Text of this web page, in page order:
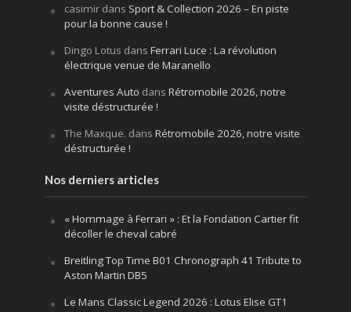
casimirdans Sport & Collection 2026 – En piste
pour la bonne cause !
Dingo Lotus dans Ferrari Luce : La révolution
électrique venue de Maranello
Aventures Auto dans Rétromobile 2026, notre
visite déstructurée !
The Maxque. dans Rétromobile 2026, notre visite
déstructurée !
Nos derniers articles
« Hommage à Ferrari » : Et la Fondation Cartier fit
décoller le cheval cabré
Breitling Top Time B01 Chronograph 41 Tribute to
Aston Martin DB5
Le Mans Classic Legend 2026 : Lotus Elise GT1